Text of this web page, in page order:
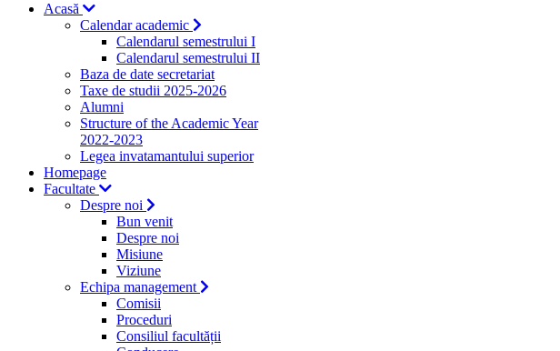
Acasă
Calendar academic
Calendarul semestrului I
Calendarul semestrului II
Baza de date secretariat
Taxe de studii 2025-2026
Alumni
Structure of the Academic Year
2022-2023
Legea invatamantului superior
Homepage
Facultate
Despre noi
Bun venit
Despre noi
Misiune
Viziune
Echipa management
Comisii
Proceduri
Consiliul facultății